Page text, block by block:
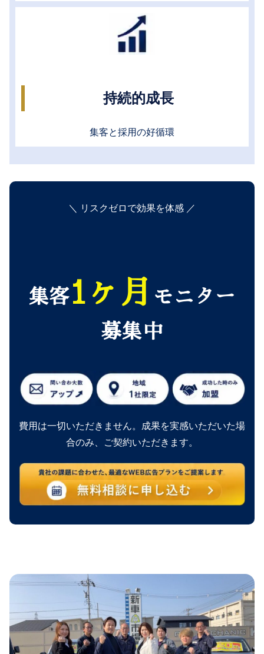
持続的成長
集客と採用の好循環
＼ リスクゼロで効果を体感 ／
集客1ヶ月
モニター
募集中
費用は一切いただきません。成果を実感いただいた場
合のみ、ご契約いただきます。